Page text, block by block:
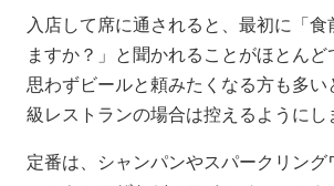
入店して席に通されると、最初に「食
ますか？」と聞かれることがほとんど
思わずビールと頼みたくなる方も多い
級レストランの場合は控えるようにし
定番は、シャンパンやスパークリング